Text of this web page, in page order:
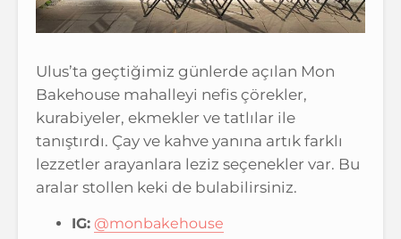
Ulus’ta geçtiğimiz günlerde açılan Mon
Bakehouse mahalleyi nefis çörekler,
kurabiyeler, ekmekler ve tatlılar ile
tanıştırdı. Çay ve kahve yanına artık farklı
lezzetler arayanlara leziz seçenekler var. Bu
aralar stollen keki de bulabilirsiniz.
IG: @monbakehouse